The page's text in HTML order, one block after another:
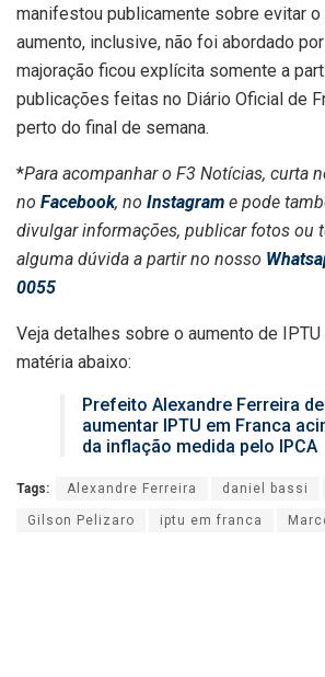
manifestou publicamente sobre evitar o
aumento, inclusive, não foi abordado
majoração ficou explícita somente a
publicações feitas no Diário Oficial de
perto do final de semana.
*Para acompanhar o F3 Notícias, curta
no Facebook, no Instagram e pode
divulgar informações, publicar fotos ou
alguma dúvida a partir no nosso
0055
Veja detalhes sobre o aumento de IPTU
matéria abaixo:
Prefeito Alexandre Ferreira
aumentar IPTU em Franca
da inflação medida pelo IPCA
Tags: Alexandre Ferreira daniel bassi
Gilson Pelizaro iptu em franca